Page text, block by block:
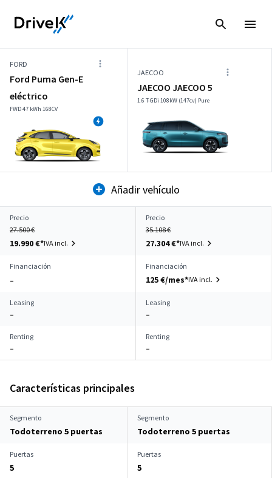
FORD
Ford Puma Gen-E
eléctrico
FWD 47 kWh 168CV
JAECOO
JAECOO JAECOO 5
1.6 T-GDi 108kW (147cv) Pure
Añadir vehículo
Precio
27.500 €
19.990 €*IVA incl.
Precio
35.108 €
27.304 €*IVA incl.
Financiación
–
Financiación
125 €/mes*IVA incl.
Leasing
–
Leasing
–
Renting
–
Renting
–
Características principales
Segmento
Todoterreno 5 puertas
Segmento
Todoterreno 5 puertas
Puertas
5
Puertas
5